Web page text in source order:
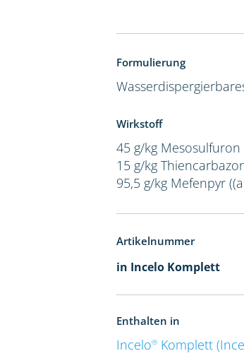
Formulierung
Wirkstoff
45 g/kg Mesosulfuron
15 g/kg
95,5 g/kg Mefenpyr
Artikelnummer
in Incelo Komplett
Enthalten in
Incelo® Komplett